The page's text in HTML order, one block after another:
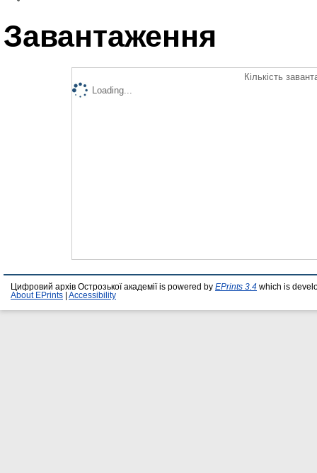
Завантаження
Кількість
Loading...
Цифровий архів Острозької академії is powered by EPrints 3.4 which is
About EPrints
Accessibility